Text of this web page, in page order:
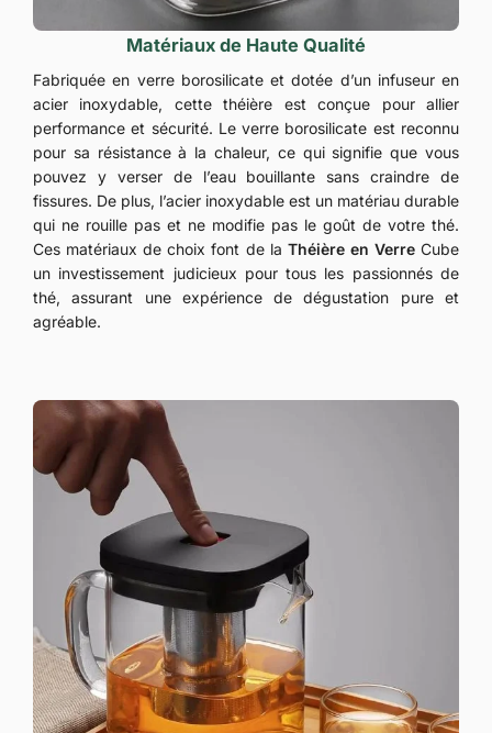
Matériaux de Haute Qualité
Fabriquée en verre borosilicate et dotée d’un infuseur en
acier inoxydable, cette théière est conçue pour allier
performance et sécurité. Le verre borosilicate est reconnu
pour sa résistance à la chaleur, ce qui signifie que vous
pouvez y verser de l’eau bouillante sans craindre de
fissures. De plus, l’acier inoxydable est un matériau durable
qui ne rouille pas et ne modifie pas le goût de votre thé.
Ces matériaux de choix font de la Théière en VerreCube
un investissement judicieux pour tous les passionnés de
thé, assurant une expérience de dégustation pure et
agréable.